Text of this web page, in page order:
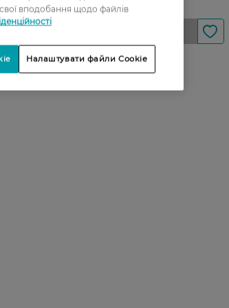
вподобання щодо файлів
Налаштувати файли Cookie